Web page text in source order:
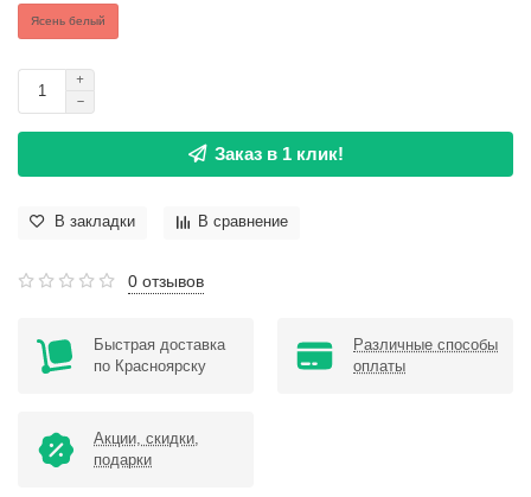
Ясень белый
Заказ в 1 клик!
В закладки В сравнение
0 отзывов
Быстрая доставка
по Красноярску
Различные способы
оплаты
Акции, скидки,
подарки